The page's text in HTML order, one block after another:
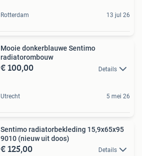
Rotterdam 13 jul 26
Mooie donkerblauwe Sentimo
radiatorombouw
€ 100,00 Details
Utrecht 5 mei 26
Sentimo radiatorbekleding 15,9x65x95
9010 (nieuw uit doos)
€ 125,00 Details